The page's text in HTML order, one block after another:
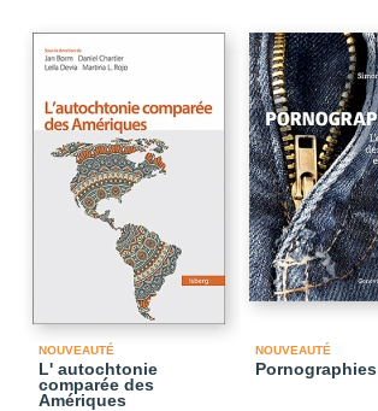
NOUVEAUTÉ
L' autochtonie
comparée des
Amériques
NOUVEAUTÉ
Pornographies